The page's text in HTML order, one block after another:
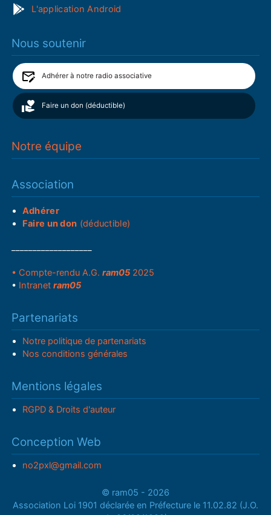
L'application Android
Nous soutenir
Adhérer à notre radio associative
Faire un don (déductible)
Notre équipe
Association
Adhérer
Faire un don (déductible)
• Compte-rendu A.G.ram05 2025
• Intranetram05
Partenariats
Notre politique de partenariats
Nos conditions générales
Mentions légales
RGPD & Droits d'auteur
Conception Web
no2pxl@gmail.com
© ram05 - 2026
Association Loi 1901 déclarée en Préfecture le 11.02.82 (J.O.